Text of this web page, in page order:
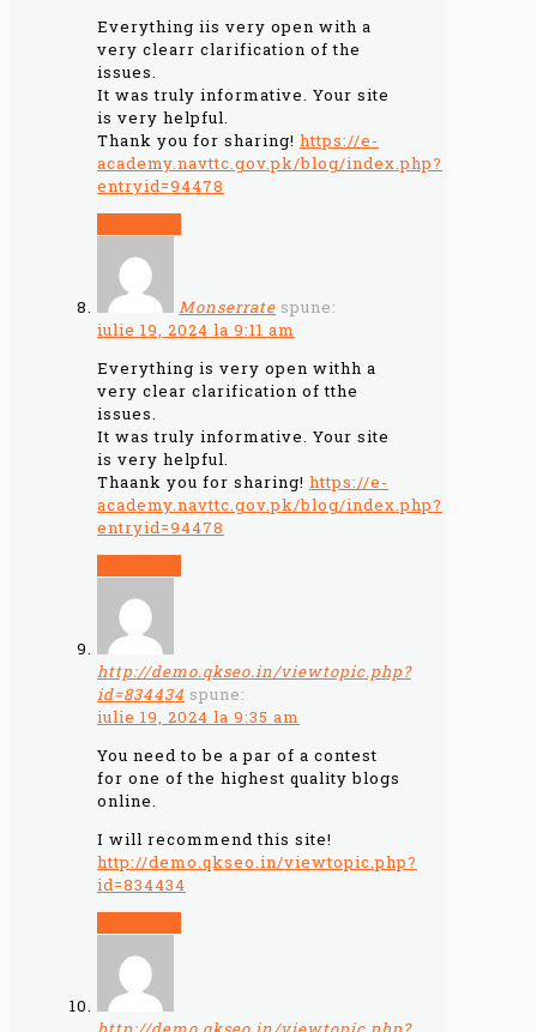
Everything iis very open with a
very clearr clarification of the
issues.
It was truly informative. Your site
is very helpful.
Thank you for sharing! https://e-
academy.navttc.gov.pk/blog/index.php?
entryid=94478
Monserrate spune:
iulie 19, 2024 la 9:11 am
Everything is very open withh a
very clear clarification of tthe
issues.
It was truly informative. Your site
is very helpful.
Thaank you for sharing! https://e-
academy.navttc.gov.pk/blog/index.php?
entryid=94478
http://demo.qkseo.in/viewtopic.php?
id=834434 spune:
iulie 19, 2024 la 9:35 am
You need to be a par of a contest
for one of the highest quality blogs
online.
I will recommend this site!
http://demo.qkseo.in/viewtopic.php?
id=834434